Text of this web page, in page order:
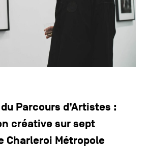
Parcours d’Artistes :
créative sur sept
Charleroi Métropole